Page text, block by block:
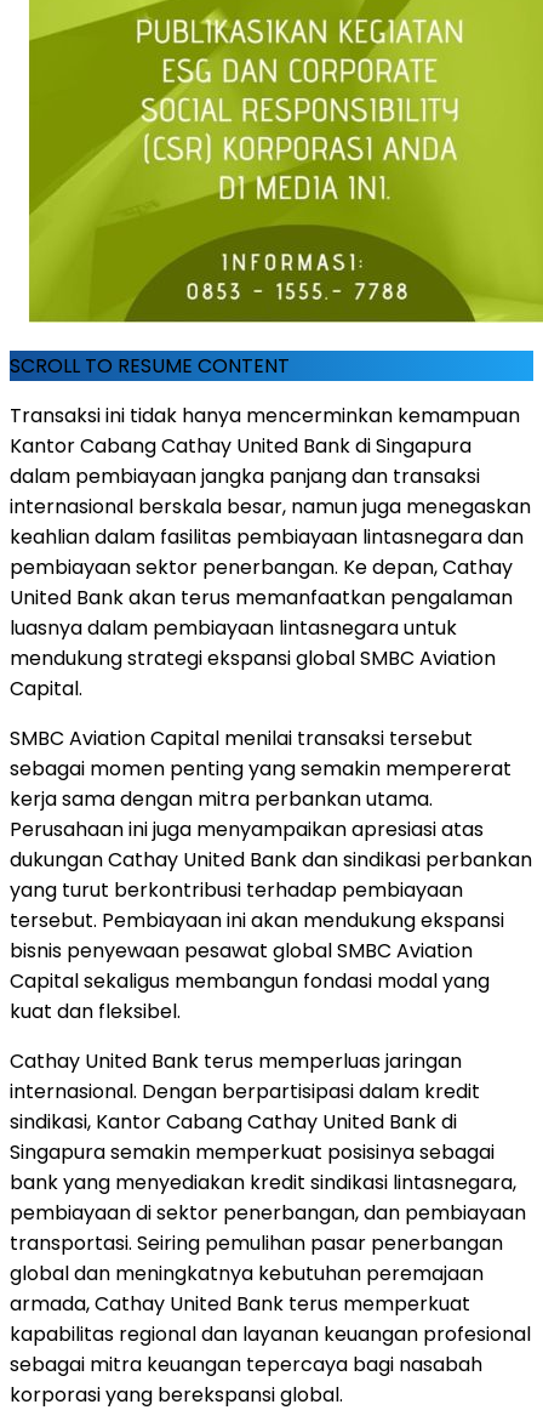
SCROLL TO RESUME CONTENT
Transaksi ini tidak hanya mencerminkan kemampuan
Kantor Cabang Cathay United Bank di Singapura
dalam pembiayaan jangka panjang dan transaksi
internasional berskala besar, namun juga menegaskan
keahlian dalam fasilitas pembiayaan lintasnegara dan
pembiayaan sektor penerbangan. Ke depan, Cathay
United Bank akan terus memanfaatkan pengalaman
luasnya dalam pembiayaan lintasnegara untuk
mendukung strategi ekspansi global SMBC Aviation
Capital.
SMBC Aviation Capital menilai transaksi tersebut
sebagai momen penting yang semakin mempererat
kerja sama dengan mitra perbankan utama.
Perusahaan ini juga menyampaikan apresiasi atas
dukungan Cathay United Bank dan sindikasi perbankan
yang turut berkontribusi terhadap pembiayaan
tersebut. Pembiayaan ini akan mendukung ekspansi
bisnis penyewaan pesawat global SMBC Aviation
Capital sekaligus membangun fondasi modal yang
kuat dan fleksibel.
Cathay United Bank terus memperluas jaringan
internasional. Dengan berpartisipasi dalam kredit
sindikasi, Kantor Cabang Cathay United Bank di
Singapura semakin memperkuat posisinya sebagai
bank yang menyediakan kredit sindikasi lintasnegara,
pembiayaan di sektor penerbangan, dan pembiayaan
transportasi. Seiring pemulihan pasar penerbangan
global dan meningkatnya kebutuhan peremajaan
armada, Cathay United Bank terus memperkuat
kapabilitas regional dan layanan keuangan profesional
sebagai mitra keuangan tepercaya bagi nasabah
korporasi yang berekspansi global.